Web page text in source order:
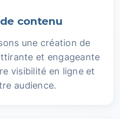
contenu
une création de
et engageante
visibilité en ligne et
audience.